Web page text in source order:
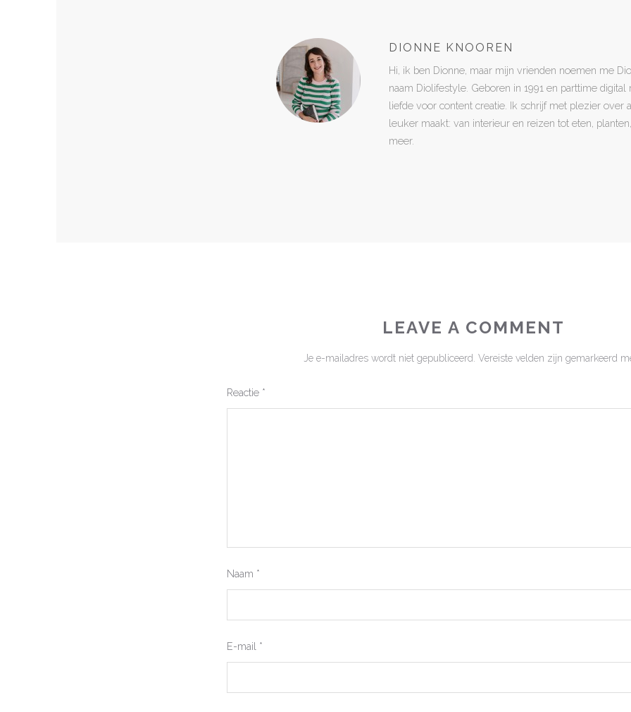
DIONNE KNOOREN
Hi, ik ben Dionne, maar mijn vrienden noemen me
naam Diolifestyle. Geboren in 1991 en parttime
liefde voor content creatie. Ik schrijf met plezier over
leuker maakt: van interieur en reizen tot eten,
meer.
LEAVE A COMMENT
Je e-mailadres wordt niet gepubliceerd. Vereiste velden zijn gemarkeerd
Reactie *
Naam *
E-mail *